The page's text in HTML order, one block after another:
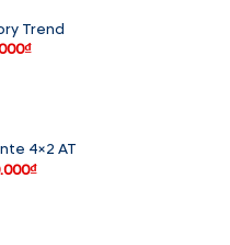
Trend
₫
4×2 AT
₫